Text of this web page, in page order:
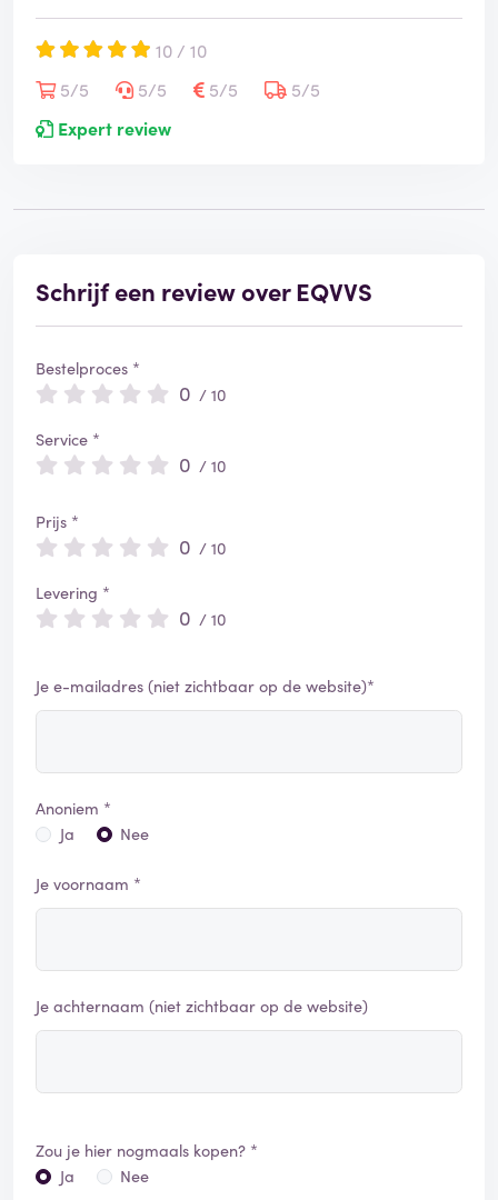
10 / 10
5/5
5/5 5/5
5/5
Expert review
Schrijf een review over EQVVS
Bestelproces *
0 / 10
Service *
0 / 10
Prijs *
0 / 10
Levering *
0 / 10
Je e-mailadres (niet zichtbaar op de website)*
Anoniem *
Ja
Nee
Je voornaam *
Je achternaam (niet zichtbaar op de website)
Zou je hier nogmaals kopen? *
Ja
Nee